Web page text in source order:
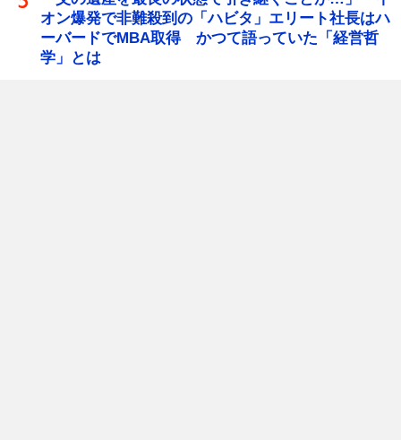
オン爆発で非難殺到の「ハビタ」エリート社長はハ
ーバードでMBA取得 かつて語っていた「経営哲
学」とは